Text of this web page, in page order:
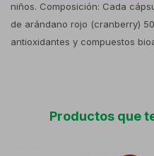
niños. Composición: Cada
de arándano rojo (cranberry)
antioxidantes y compuestos
Productos que